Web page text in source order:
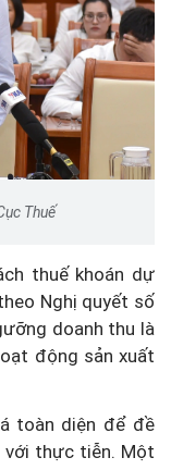
Thuế
thuế khoán dự
Nghị quyết số
doanh thu là
động sản xuất
toàn diện để đề
với thực tiễn. Một